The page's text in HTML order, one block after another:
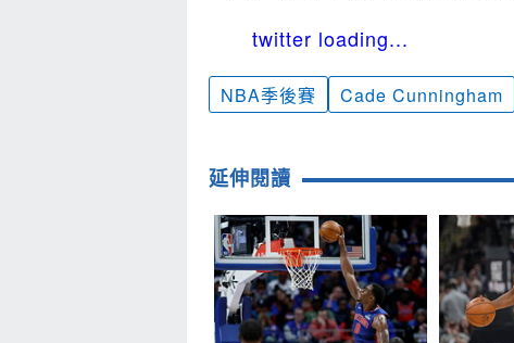
twitter loading...
NBA季後賽 Cade Cunningham
延伸閱讀